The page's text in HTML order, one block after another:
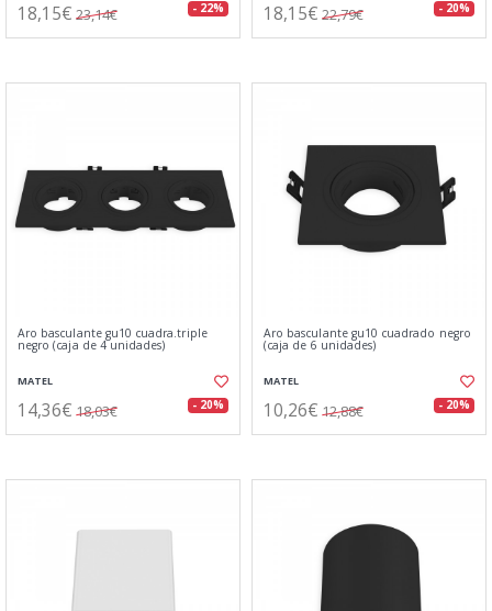
18,15€ 23,14€ - 22% 18,15€ 22,79€ - 20%
Aro basculante gu10 cuadra.triple
negro (caja de 4 unidades)
MATEL
14,36€ 18,03€ - 20%
Aro basculante gu10 cuadrado negro
(caja de 6 unidades)
MATEL
10,26€ 12,88€ - 20%